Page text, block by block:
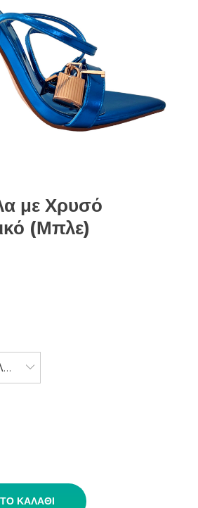
με Χρυσό
(Μπλε)
ΚΆΝΤΕ ΜΊΑ ΕΠΙΛΟΓΉ
Διακοσμητικό (Μπλε) ποσότητα
ΚΑΛΆΘΙ